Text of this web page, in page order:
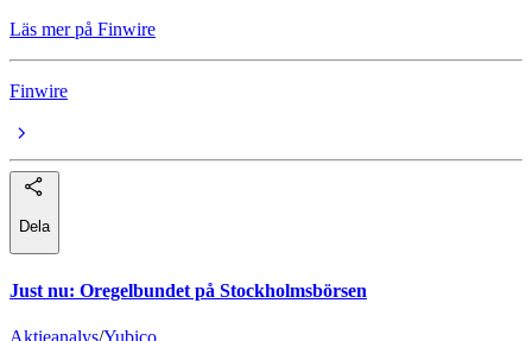
Läs mer på Finwire
Finwire
Dela
Just nu: Oregelbundet på Stockholmsbörsen
Aktieanalys/Yubico